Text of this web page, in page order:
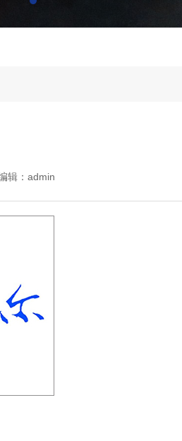
辑： admin